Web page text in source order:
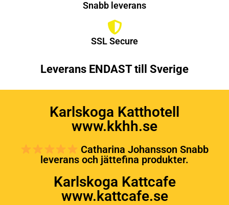
Snabb leverans
SSL Secure
Leverans ENDAST till Sverige
Karlskoga Katthotell
www.kkhh.se
Catharina Johansson Snabb
leverans och jättefina produkter.
Karlskoga Kattcafe
www.kattcafe.se